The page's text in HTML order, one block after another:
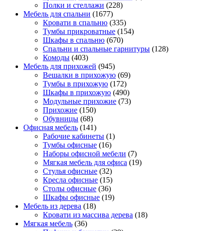
Полки и стеллажи (228)
Мебель для спальни (1677)
Кровати в спальню (335)
Тумбы прикроватные (154)
Шкафы в спальню (670)
Спальни и спальные гарнитуры (128)
Комоды (403)
Мебель для прихожей (945)
Вешалки в прихожую (69)
Тумбы в прихожую (172)
Шкафы в прихожую (490)
Модульные прихожие (73)
Прихожие (150)
Обувницы (68)
Офисная мебель (141)
Рабочие кабинеты (1)
Тумбы офисные (16)
Наборы офисной мебели (7)
Мягкая мебель для офиса (19)
Стулья офисные (32)
Кресла офисные (15)
Столы офисные (36)
Шкафы офисные (19)
Мебель из дерева (18)
Кровати из массива дерева (18)
Мягкая мебель (36)